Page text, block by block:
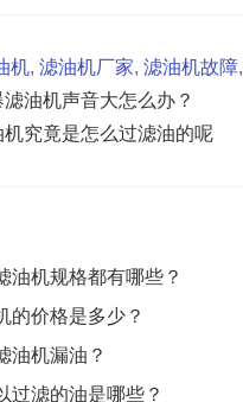
机, 滤油机厂家, 滤油机故障,
滤油机声音大怎么办？
机究竟是怎么过滤油的呢
油机规格都有哪些？
的价格是多少？
油机漏油？
过滤的油是哪些？